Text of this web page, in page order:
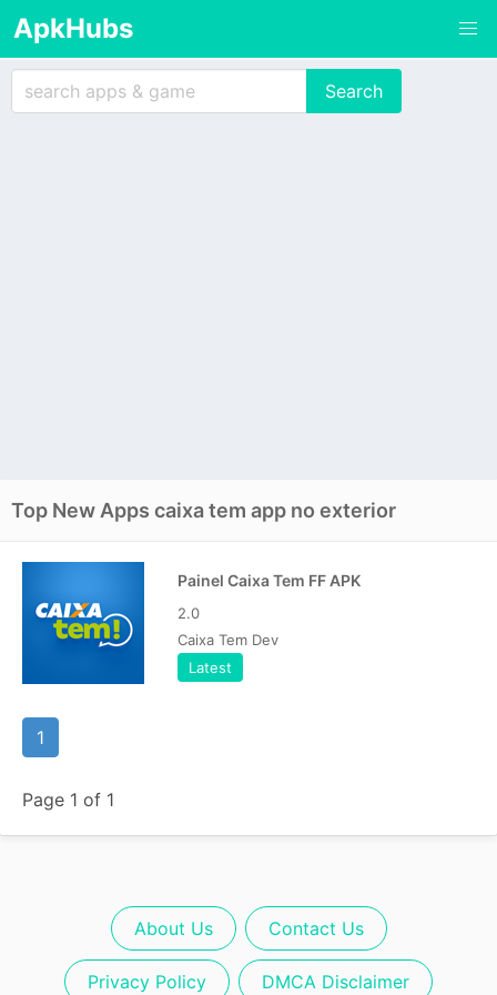
ApkHubs
Top New Apps caixa tem app no exterior
Painel Caixa Tem FF APK
2.0
Caixa Tem Dev
Latest
1
Page 1 of 1
About Us Contact Us
Privacy Policy DMCA Disclaimer